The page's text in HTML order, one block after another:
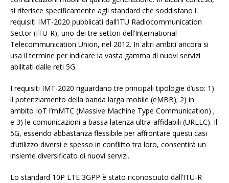
si riferisce specificamente agli standard che soddisfano i
requisiti IMT-2020 pubblicati dall’ITU Radiocommunication
Sector (ITU-R), uno dei tre settori dell’International
Telecommunication Union, nel 2012. In altri ambiti ancora si
usa il termine per indicare la vasta gamma di nuovi servizi
abilitati dalle reti 5G.
I requisiti IMT-2020 riguardano tre principali tipologie d’uso: 1)
il potenziamento della banda larga mobile (eMBB); 2) in
ambito IoT l’mMTC (Massive Machine Type Communication) ;
e 3) le comunicazioni a bassa latenza ultra-affidabili (URLLC). Il
5G, essendo abbastanza flessibile per affrontare questi casi
d’utilizzo diversi e spesso in conflitto tra loro, consentirà un
insieme diversificato di nuovi servizi.
Lo standard 10P LTE 3GPP è stato riconosciuto dall’ITU-R